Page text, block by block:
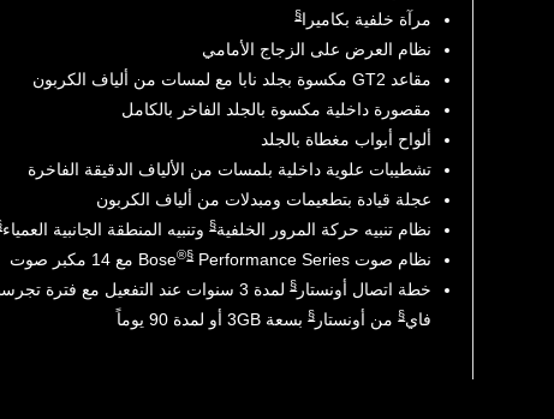
مرآة خلفية بكاميرا§
نظام العرض على الزجاج الأمامي
مقاعد GT2 مكسوة بجلد نابا مع لمسات من ألياف الكربون
مقصورة داخلية مكسوة بالجلد الفاخر بالكامل
ألواح أبواب مغطاة بالجلد
تشطيبات علوية داخلية بلمسات من الألياف الدقيقة الفاخرة
عجلة قيادة بتطعيمات ومبدلات من ألياف الكربون
نظام تنبيه حركة المرور الخلفية§وتنبيه المنطقة الجانبية العمياء
نظام صوت Bose ®§Performance Series مع 14 مكبر صوت
خطة اتصال أونستار§
لمدة 3 سنوات عند التفعيل مع فترة
فاي§من أونستار§بسعة 3GB أو لمدة 90 يوماً